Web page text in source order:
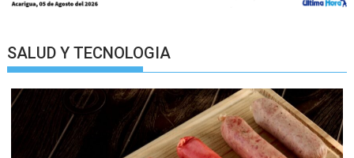
SALUD Y TECNOLOGIA